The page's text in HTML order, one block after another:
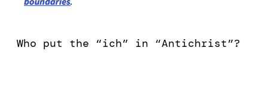
Who put the “ich” in “Antichrist”?